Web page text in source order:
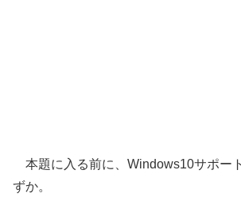
本題に入る前に、Windows10サポー
ずか。